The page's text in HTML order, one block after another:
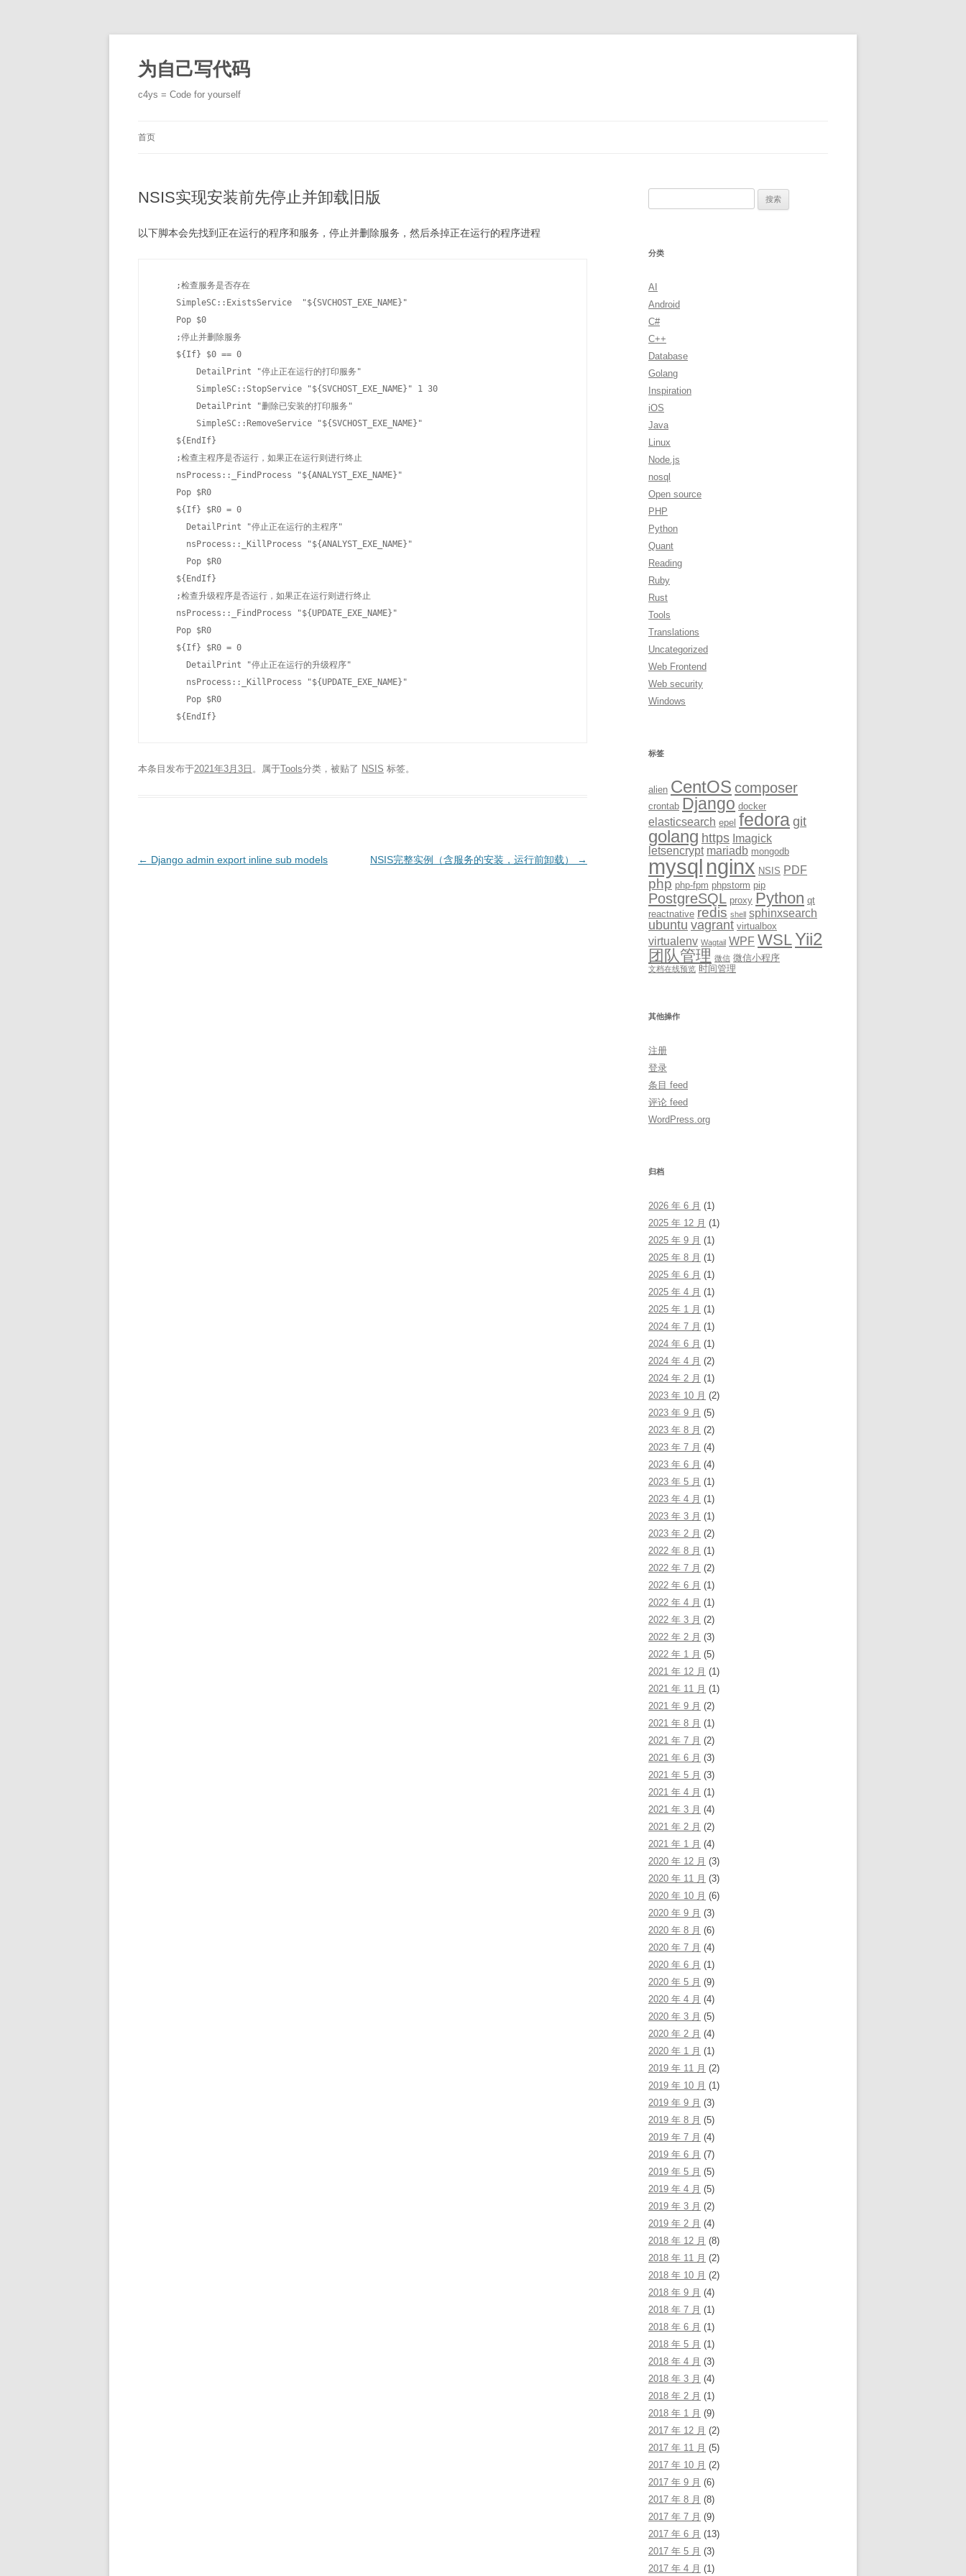
正
文
为自己写代码
c4ys = Code for yourself
首页
NSIS实现安装前先停止并卸载旧版
以下脚本会先找到正在运行的程序和服务，停止并删除服务，然后杀掉正在运行的程序进程
    ;检查服务是否存在
    SimpleSC::ExistsService  "${SVCHOST_EXE_NAME}"
    Pop $0
    ;停止并删除服务
    ${If} $0 == 0
        DetailPrint "停止正在运行的打印服务"
        SimpleSC::StopService "${SVCHOST_EXE_NAME}" 1 30
        DetailPrint "删除已安装的打印服务"
        SimpleSC::RemoveService "${SVCHOST_EXE_NAME}"
    ${EndIf}
    ;检查主程序是否运行，如果正在运行则进行终止
    nsProcess::_FindProcess "${ANALYST_EXE_NAME}"
    Pop $R0
    ${If} $R0 = 0
      DetailPrint "停止正在运行的主程序"
      nsProcess::_KillProcess "${ANALYST_EXE_NAME}"
      Pop $R0
    ${EndIf}
    ;检查升级程序是否运行，如果正在运行则进行终止
    nsProcess::_FindProcess "${UPDATE_EXE_NAME}"
    Pop $R0
    ${If} $R0 = 0
      DetailPrint "停止正在运行的升级程序"
      nsProcess::_KillProcess "${UPDATE_EXE_NAME}"
      Pop $R0
    ${EndIf}
本条目发布于2021年3月3日 。属于Tools分类，被贴了 NSIS 标签。
文
← Django admin export inline sub models NSIS完整实例（含服务的安装，运行前卸载） →
分类
AI
Android
C#
C++
Database
Golang
Inspiration
iOS
Java
Linux
Node.js
nosql
Open source
PHP
Python
Quant
Reading
Ruby
Rust
Tools
Translations
Uncategorized
Web Frontend
Web security
Windows
标签
alien CentOS composer
crontab Django docker
elasticsearch epel fedora git
golang https Imagick
letsencrypt mariadb mongodb
mysql nginx NSIS PDF
php php-fpm phpstorm pip
PostgreSQL proxy Python qt
reactnative redis shell sphinxsearch
ubuntu vagrant virtualbox
virtualenv Wagtail WPF WSLYii2
团队管理 微信 微信小程序
文档在线预览 时间管理
其他操作
注册
登录
条目 feed
评论 feed
WordPress.org
归档
2026 年 6 月 (1)
2025 年 12 月 (1)
2025 年 9 月 (1)
2025 年 8 月 (1)
2025 年 6 月 (1)
2025 年 4 月 (1)
2025 年 1 月 (1)
2024 年 7 月 (1)
2024 年 6 月 (1)
2024 年 4 月 (2)
2024 年 2 月 (1)
2023 年 10 月 (2)
2023 年 9 月 (5)
2023 年 8 月 (2)
2023 年 7 月 (4)
2023 年 6 月 (4)
2023 年 5 月 (1)
2023 年 4 月 (1)
2023 年 3 月 (1)
2023 年 2 月 (2)
2022 年 8 月 (1)
2022 年 7 月 (2)
2022 年 6 月 (1)
2022 年 4 月 (1)
2022 年 3 月 (2)
2022 年 2 月 (3)
2022 年 1 月 (5)
2021 年 12 月 (1)
2021 年 11 月 (1)
2021 年 9 月 (2)
2021 年 8 月 (1)
2021 年 7 月 (2)
2021 年 6 月 (3)
2021 年 5 月 (3)
2021 年 4 月 (1)
2021 年 3 月 (4)
2021 年 2 月 (2)
2021 年 1 月 (4)
2020 年 12 月 (3)
2020 年 11 月 (3)
2020 年 10 月 (6)
2020 年 9 月 (3)
2020 年 8 月 (6)
2020 年 7 月 (4)
2020 年 6 月 (1)
2020 年 5 月 (9)
2020 年 4 月 (4)
2020 年 3 月 (5)
2020 年 2 月 (4)
2020 年 1 月 (1)
2019 年 11 月 (2)
2019 年 10 月 (1)
2019 年 9 月 (3)
2019 年 8 月 (5)
2019 年 7 月 (4)
2019 年 6 月 (7)
2019 年 5 月 (5)
2019 年 4 月 (5)
2019 年 3 月 (2)
2019 年 2 月 (4)
2018 年 12 月 (8)
2018 年 11 月 (2)
2018 年 10 月 (2)
2018 年 9 月 (4)
2018 年 7 月 (1)
2018 年 6 月 (1)
2018 年 5 月 (1)
2018 年 4 月 (3)
2018 年 3 月 (4)
2018 年 2 月 (1)
2018 年 1 月 (9)
2017 年 12 月 (2)
2017 年 11 月 (5)
2017 年 10 月 (2)
2017 年 9 月 (6)
2017 年 8 月 (8)
2017 年 7 月 (9)
2017 年 6 月 (13)
2017 年 5 月 (3)
2017 年 4 月 (1)